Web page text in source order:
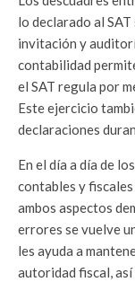
lo declarado al
invitación y
contabilidad
el SAT regula por
Este ejercicio
declaraciones
En el día a día de
contables y
ambos aspectos
errores se vuelve
les ayuda a
autoridad fiscal,